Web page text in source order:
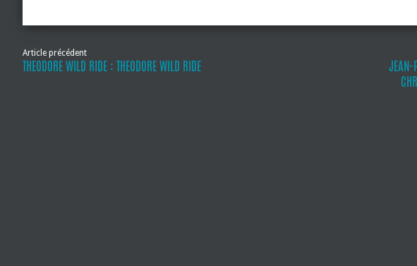
Article précédent
THEODORE WILD RIDE : THEODORE WILD RIDE
JEAN-